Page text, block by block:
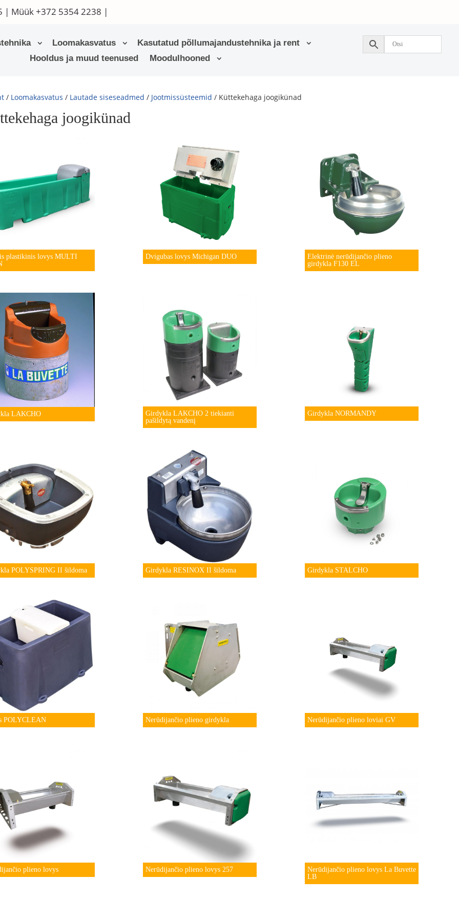
| Müük+372 5354 2238 |
Loomakasvatus
Kasutatud põllumajandustehnika ja rent
Hooldus ja muud teenused
Moodulhooned
/ Loomakasvatus / Lautade siseseadmed / Jootmissüsteemid / Küttekehaga joogikünad
joogikünad
plastikinis lovys MULTI
Dvigubas lovys Michigan DUO
Elektrinė nerūdijančio plieno
girdykla F130 EL
LAKCHO
Girdykla LAKCHO 2 tiekianti
pašildytą vandenį
Girdykla NORMANDY
POLYSPRING II šildoma Girdykla RESINOX II šildoma Girdykla STALCHO
POLYCLEAN Nerūdijančio plieno girdykla Nerūdijančio plieno loviai GV
plieno lovys Nerūdijančio plieno lovys 257
Nerūdijančio plieno lovys La Buvette
LB